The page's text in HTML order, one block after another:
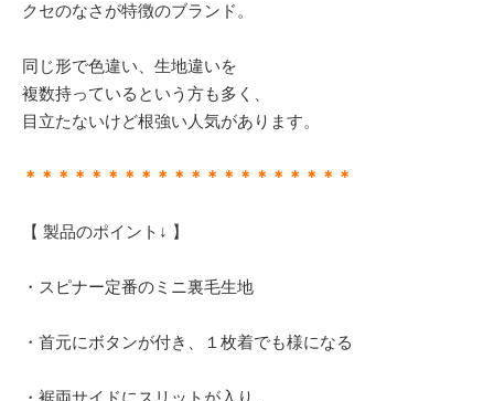
クセのなさが特徴のブランド。
同じ形で色違い、生地違いを
複数持っているという方も多く、
目立たないけど根強い人気があります。
＊＊＊＊＊＊＊＊＊＊＊＊＊＊＊＊＊＊＊＊
【 製品のポイント↓ 】
・スピナー定番のミニ裏毛生地
・首元にボタンが付き、１枚着でも様になる